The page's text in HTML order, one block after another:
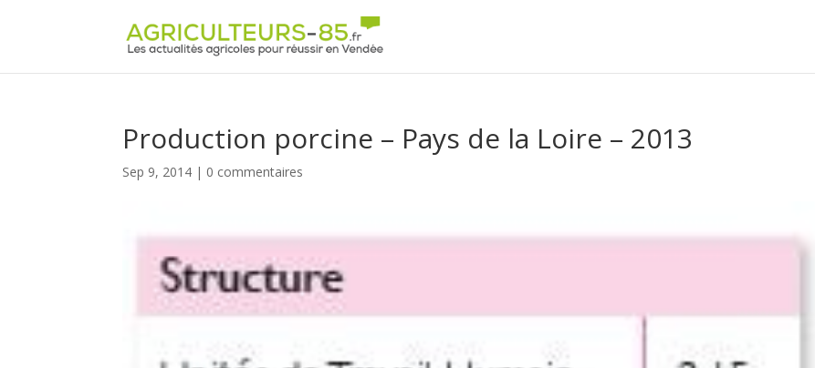
Production porcine – Pays de la Loire – 2013
Sep 9, 2014 | 0 commentaires